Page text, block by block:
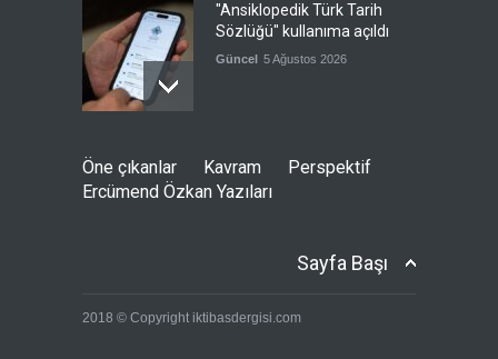
"Ansiklopedik Türk Tarih
Sözlüğü" kullanıma açıldı
Güncel 5 Ağustos 2026
Almanya'nın otomotiv
merkezli ekonomi modeli
sınıra dayandı
toplum harekete geçsin
Öne çıkanlar Kavram
Perspektif
Ercümend Özkan Yazıları
Sayfa Başı
2018 © Copyright iktibasdergisi.com